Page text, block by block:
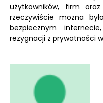
użytkowników, firm
rzeczywiście można
bezpiecznym
rezygnacji z prywatności